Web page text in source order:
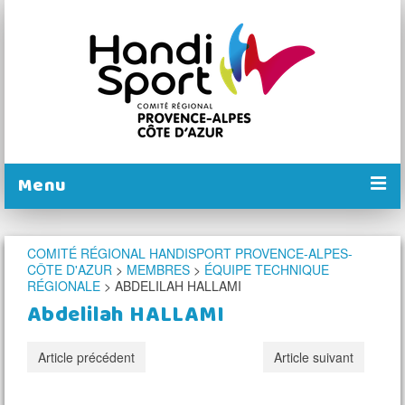
Menu
PRÉSENTATION
NOS COMITÉS
NOS ACTIONS
PRATIQUER
COMITÉ RÉGIONAL HANDISPORT PROVENCE-ALPES-
CÔTE D'AZUR > MEMBRES > ÉQUIPE TECHNIQUE
RÉGIONALE > ABDELILAH HALLAMI
Abdelilah HALLAMI
Article précédent Article suivant